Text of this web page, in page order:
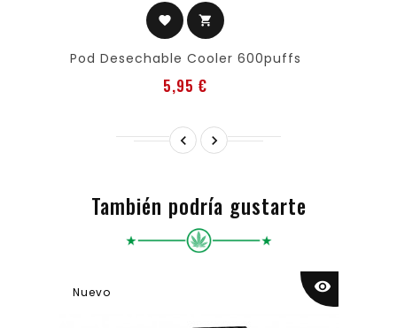
favorite shopping_cart
Pod Desechable Cooler 600puffs
5,95 €
 
También podría gustarte
Nuevo visibility